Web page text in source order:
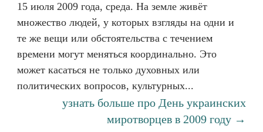
15 июля 2009 года, среда. На земле живёт
множество людей, у которых взгляды на одни и
те же вещи или обстоятельства с течением
времени могут меняться координально. Это
может касаться не только духовных или
политических вопросов, культурных...
узнать больше про День украинских
миротворцев в 2009 году →